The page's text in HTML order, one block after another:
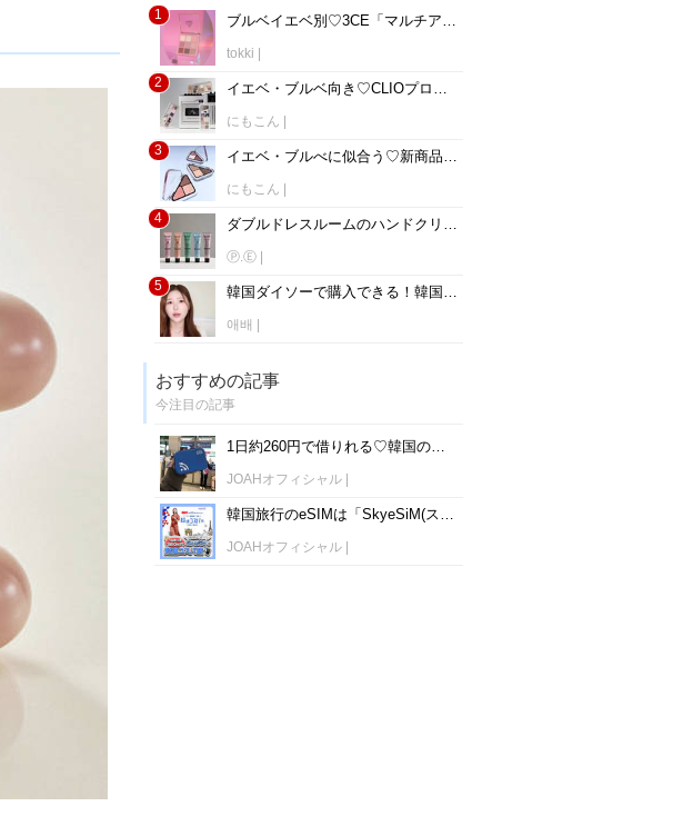
1 ブルベイエベ別♡3CE「マルチアイカラーパレット」全13種類を紹介♡
tokki
2
イエベ・ブルベ向き♡CLIOプロアイパレットエアーの全15種類をパーソナルカラー別で紹介♡
にもこん
3
イエベ・ブルべに似合う♡新商品！！CLIOエッセンシャルシャドウタップをパーソナルカラー別でご紹介♡
にもこん
4
ダブルドレスルームのハンドクリーム全10種類♡匂いは？どこで売ってる？
Ⓟ.Ⓔ|
5
韓国ダイソーで購入できる！韓国コンシーラーの正直レビュー7選♡
애배
おすすめの記事
今注目の記事
1日約260円で借りれる♡韓国のWiFiレンタルおすすめ「WiFi弁当(WiFi Dosirak)」
JOAHオフィシャル|
韓国旅行のeSIMは「SkyeSiM(スカイイーシム)」！1日単位で最安値380円から利用可能！
JOAHオフィシャル|